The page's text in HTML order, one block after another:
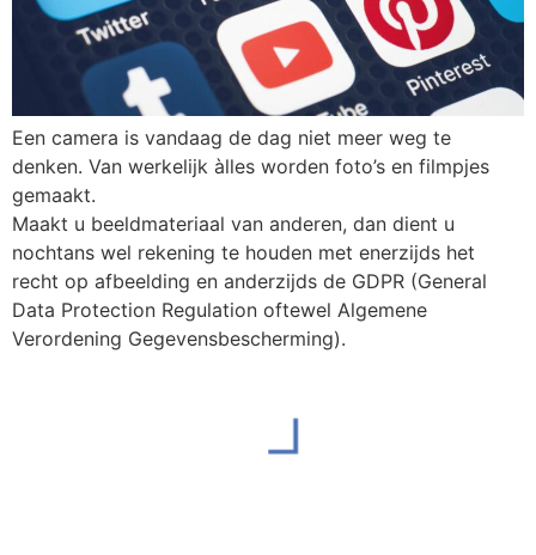
Een camera is vandaag de dag niet meer weg te
denken. Van werkelijk àlles worden foto’s en filmpjes
gemaakt.
Maakt u beeldmateriaal van anderen, dan dient u
nochtans wel rekening te houden met enerzijds het
recht op afbeelding en anderzijds de GDPR (General
Data Protection Regulation oftewel Algemene
Verordening Gegevensbescherming).